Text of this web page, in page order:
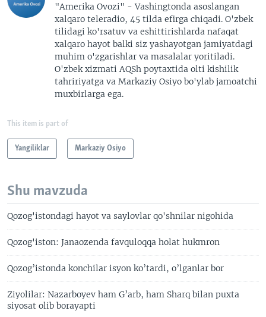
"Amerika Ovozi" - Vashingtonda asoslangan
xalqaro teleradio, 45 tilda efirga chiqadi. O'zbek
tilidagi ko'rsatuv va eshittirishlarda nafaqat
xalqaro hayot balki siz yashayotgan jamiyatdagi
muhim o'zgarishlar va masalalar yoritiladi.
O'zbek xizmati AQSh poytaxtida olti kishilik
tahririyatga va Markaziy Osiyo bo'ylab jamoatchi
muxbirlarga ega.
This item is part of
Yangiliklar Markaziy Osiyo
Shu mavzuda
Qozog'istondagi hayot va saylovlar qo'shnilar nigohida
Qozog'iston: Janaozenda favquloqqa holat hukmron
Qozog’istonda konchilar isyon ko’tardi, o’lganlar bor
Ziyolilar: Nazarboyev ham G’arb, ham Sharq bilan puxta
siyosat olib borayapti